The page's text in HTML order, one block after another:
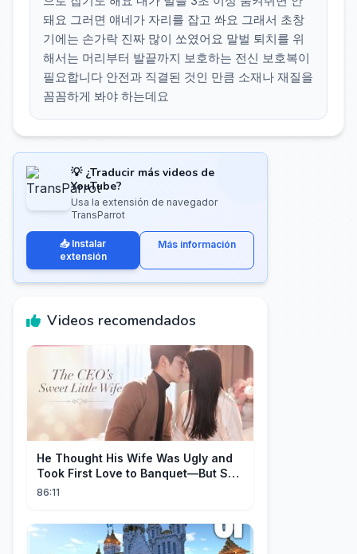
돼요 그러면 얘네가 자리를 잡고 쏴요 그래서 초창
기에는 손가락 진짜 많이 쏘였어요 말벌 퇴치를 위
해서는 머리부터 발끝까지 보호하는 전신 보호복이
필요합니다 안전과 직결된 것인 만큼 소재나 재질을
꼼꼼하게 봐야 하는데요
💡 ¿Traducir más videos de
YouTube?
Usa la extensión de navegador
TransParrot
📥 Instalar
extensión
Más información
Videos recomendados
He Thought His Wife Was Ugly and
Took First Love to Banquet—But She
Stunned Everyone, He Regretted ！
86:11